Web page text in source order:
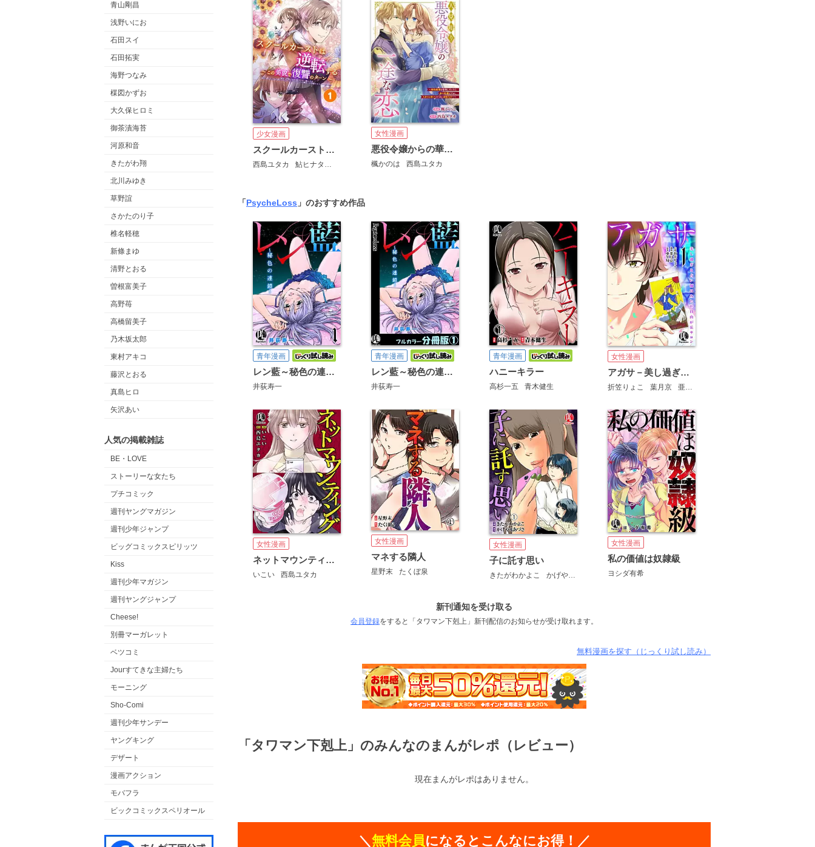
青山剛昌
浅野いにお
石田スイ
石田拓実
海野つなみ
楳図かずお
大久保ヒロミ
御茶漬海苔
河原和音
きたがわ翔
北川みゆき
草野誼
さかたのり子
椎名軽穂
新條まゆ
清野とおる
曽根富美子
高野苺
高橋留美子
乃木坂太郎
東村アキコ
藤沢とおる
真島ヒロ
矢沢あい
人気の掲載雑誌
BE・LOVE
ストーリーな女たち
プチコミック
週刊ヤングマガジン
週刊少年ジャンプ
ビッグコミックスピリッツ
Kiss
週刊少年マガジン
週刊ヤングジャンプ
Cheese!
別冊マーガレット
ベツコミ
Jourすてきな主婦たち
モーニング
Sho-Comi
週刊少年サンデー
ヤングキング
デザート
漫画アクション
モバフラ
ビックコミックスペリオール
少女漫画
スクールカーストは逆転する～この美貌で復讐のターン～【タテ読み】
西島ユタカ 鮎ヒナタ カヤックアキバスタジオ チップチューン
女性漫画
悪役令嬢からの華麗なる転身！？ 愛されヒロインアンソロジーコミック（２） 人見知り悪役令嬢の一途な恋 ～婚約破棄を覚悟していたら命の危機ですが、大好きな殿下のために頑張ります！～
楓かのは 西島ユタカ
「PsycheLoss 」のおすすめ作品
青年漫画
レン藍～秘色の連鎖～
井荻寿一
青年漫画
レン藍～秘色の連鎖～【フルカラー分冊版】
井荻寿一
青年漫画
ハニーキラー
高杉一五 青木健生
女性漫画
アガサ－美し過ぎる占い師はみた@自由が丘サロン－
折笠りょこ 葉月京 亜笠旬
女性漫画
ネットマウンティング
いこい 西島ユタカ
女性漫画
マネする隣人
星野末 たくぼ泉
女性漫画
子に託す思い
きたがわかよこ かげやまあづさ
女性漫画
私の価値は奴隷級
ヨシダ有希
新刊通知を受け取る
会員登録をすると「タワマン下剋上」新刊配信のお知らせが受け取れます。
無料漫画を探す（じっくり試し読み）
「タワマン下剋上」のみんなのまんがレポ（レビュー）
現在まんがレポはありません。
＼ 無料会員になるとこんなにお得！／